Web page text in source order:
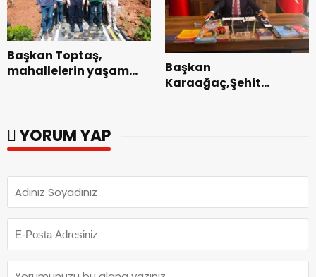
Başkan Toptaş,
mahallelerin yaşam
Başkan
Karaağaç,Şehit
YORUM YAP